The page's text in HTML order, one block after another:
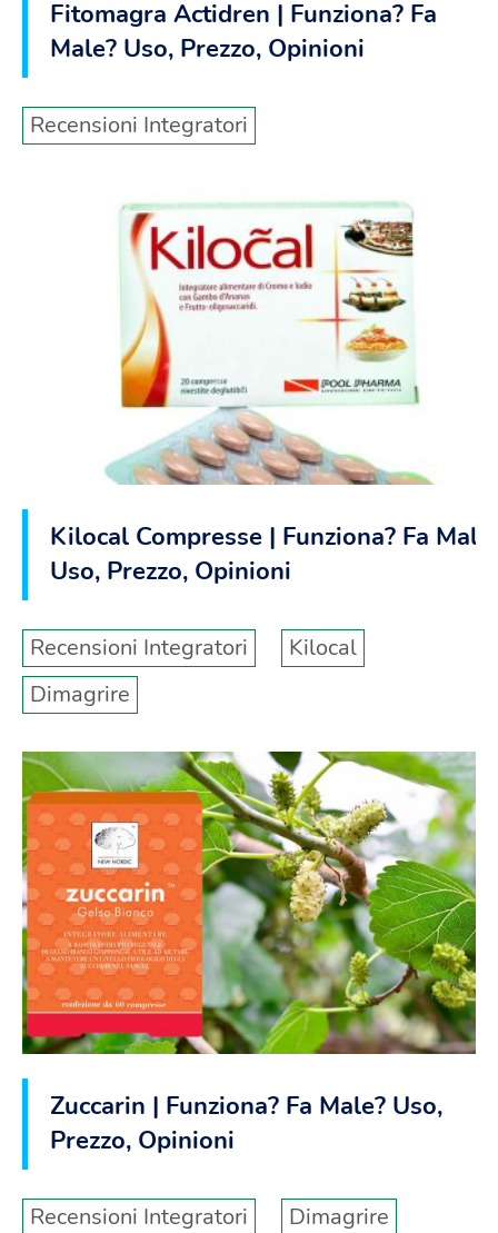
Fitomagra Actidren | Funziona? Fa
Male? Uso, Prezzo, Opinioni
Recensioni Integratori
Kilocal Compresse | Funziona? Fa
Uso, Prezzo, Opinioni
Recensioni Integratori
Kilocal
Dimagrire
Zuccarin | Funziona? Fa Male? Uso,
Prezzo, Opinioni
Recensioni Integratori
Dimagrire